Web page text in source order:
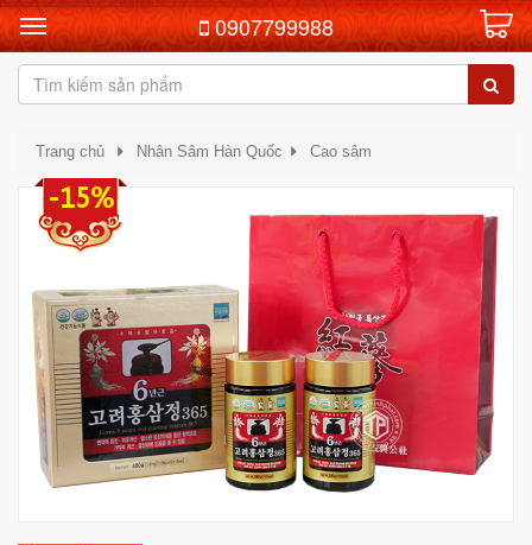
0907799988
Trang chủ Nhân Sâm Hàn Quốc Cao sâm
-15%